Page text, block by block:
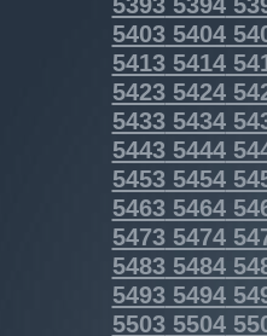
54035404
54135414
54235424
54335434
54435444
54535454
54635464
54735474
54835484
54935494
55035504